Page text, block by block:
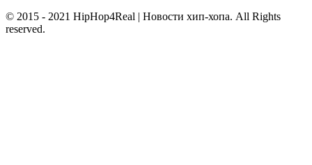
© 2015 - 2021 HipHop4Real | Новости хип-хопа. All Rights
reserved.